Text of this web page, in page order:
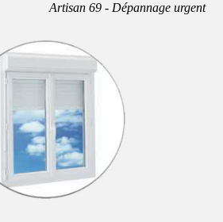
Artisan 69 - Dépannage urgent